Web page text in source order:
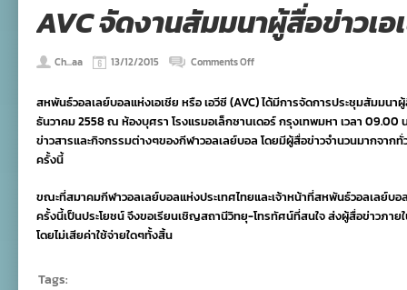
AVC จัดงานสัมมนาผู้สื่อข่าวเอ
Ch...aa 13/12/2015 Comments Offon
งาน
สัมมนา
สื่อ
16
ธ.ค.นี้
สหพันธ์วอลเลย์บอลแห่งเอเชีย หรือ เอวีซี (AVC) ได้มีการจัดการประชุมสัมมนา
ธันวาคม 2558 ณ ห้องบุศรา โรงแรมอเล็กซานเดอร์ กรุงเทพมหา เวลา 09.00
ข่าวสารและกิจกรรมต่างๆของกีฬาวอลเลย์บอล โดยมีผู้สื่อข่าวจำนวนมากจากทั่
ครั้งนี้
ขณะที่สมาคมกีฬาวอลเลย์บอลแห่งประเทศไทยและเจ้าหน้าที่สหพันธ์วอลเลย์บอ
ครั้งนี้เป็นประโยชน์ จึงขอเรียนเชิญสถานีวิทยุ-โทรทัศน์ที่สนใจ ส่งผู้สื่อข่าวภา
โดยไม่เสียค่าใช้จ่ายใดๆทั้งสิ้น
Tags: